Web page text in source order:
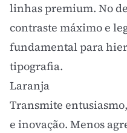
linhas premium. No
contraste máximo e
fundamental para
tipografia.
Laranja
Transmite
e inovação. Menos